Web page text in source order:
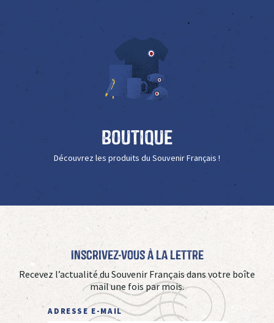
Boutique
Découvrez les produits du Souvenir Français !
Inscrivez-vous à La Lettre
Recevez l’actualité du Souvenir Français dans votre boîte
mail une fois par mois.
ADRESSE E-MAIL